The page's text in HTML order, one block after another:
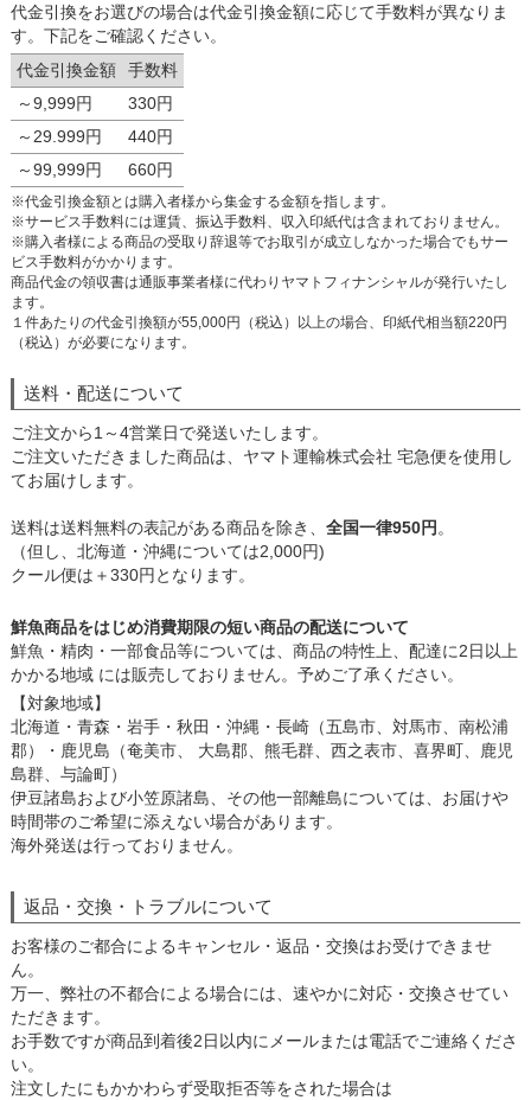
代金引換をお選びの場合は代金引換金額に応じて手数料が異なりま
す。下記をご確認ください。
代金引換金額
手数料
～9,999円
330円
～29.999円
440円
～99,999円
660円
※代金引換金額とは購入者様から集金する金額を指します。
※サービス手数料には運賃、振込手数料、収入印紙代は含まれておりません。
※購入者様による商品の受取り辞退等でお取引が成立しなかった場合でもサー
ビス手数料がかかります。
商品代金の領収書は通販事業者様に代わりヤマトフィナンシャルが発行いたし
ます。
１件あたりの代金引換額が55,000円（税込）以上の場合、印紙代相当額220円
（税込）が必要になります。
送料・配送について
ご注文から1～4営業日で発送いたします。
ご注文いただきました商品は、ヤマト運輸株式会社 宅急便を使用し
てお届けします。
送料は送料無料の表記がある商品を除き、 全国一律950円 。
（但し、北海道・沖縄については2,000円)
クール便は＋330円となります。
鮮魚商品をはじめ消費期限の短い商品の配送について
鮮魚・精肉・一部食品等については、商品の特性上、配達に2日以上
かかる地域 には販売しておりません。予めご了承ください。
【対象地域】
北海道・青森・岩手・秋田・沖縄・長崎（五島市、対馬市、南松浦
郡）・鹿児島（奄美市、 大島郡、熊毛群、西之表市、喜界町、鹿児
島群、与論町）
伊豆諸島および小笠原諸島、その他一部離島については、お届けや
時間帯のご希望に添えない場合があります。
海外発送は行っておりません。
返品・交換・トラブルについて
お客様のご都合によるキャンセル・返品・交換はお受けできませ
ん。
万一、弊社の不都合による場合には、速やかに対応・交換させてい
ただきます。
お手数ですが商品到着後2日以内にメールまたは電話でご連絡くださ
い。
注文したにもかかわらず受取拒否等をされた場合は